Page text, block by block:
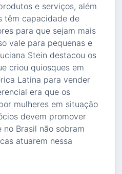
e serviços, além
têm capacidade de
para que sejam mais
vale para pequenas e
Stein destacou os
criou quiosques em
Latina para vender
era que os
mulheres em situação
devem promover
Brasil não sobram
atuarem nessa